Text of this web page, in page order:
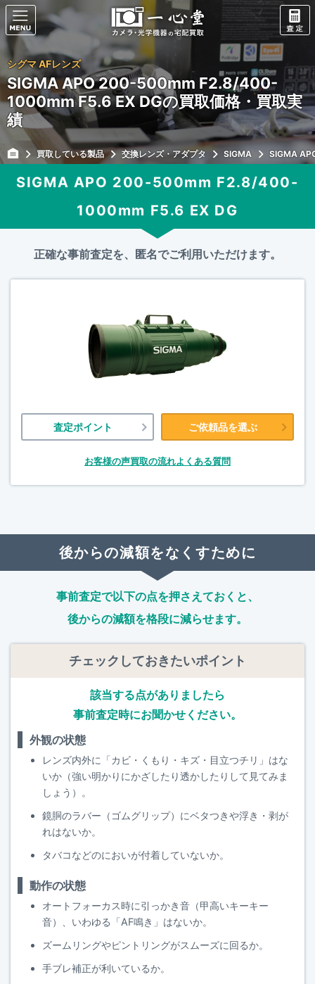
シグマ AFレンズ
SIGMA APO 200-500mm F2.8/400-
1000mm F5.6 EX DGの買取価格・買取実
績
買取している製品 交換レンズ・アダプタ SIGMA SIGMA
SIGMA APO 200-500mm F2.8/400-
1000mm F5.6 EX DG
正確な事前査定を、匿名でご利用いただけます。
査定ポイント ご依頼品を選ぶ
お客様の声買取の流れよくある質問
後からの減額をなくすために
事前査定で以下の点を押さえておくと、
後からの減額を格段に減らせます。
チェックしておきたいポイント
該当する点がありましたら
事前査定時にお聞かせください。
外観の状態
レンズ内外に「カビ・くもり・キズ・目立つチリ」はな
いか（強い明かりにかざしたり透かしたりして見てみま
しょう）。
鏡胴のラバー（ゴムグリップ）にベタつきや浮き・剥が
れはないか。
タバコなどのにおいが付着していないか。
動作の状態
オートフォーカス時に引っかき音（甲高いキーキー
音）、いわゆる「AF鳴き」はないか。
ズームリングやピントリングがスムーズに回るか。
手ブレ補正が利いているか。